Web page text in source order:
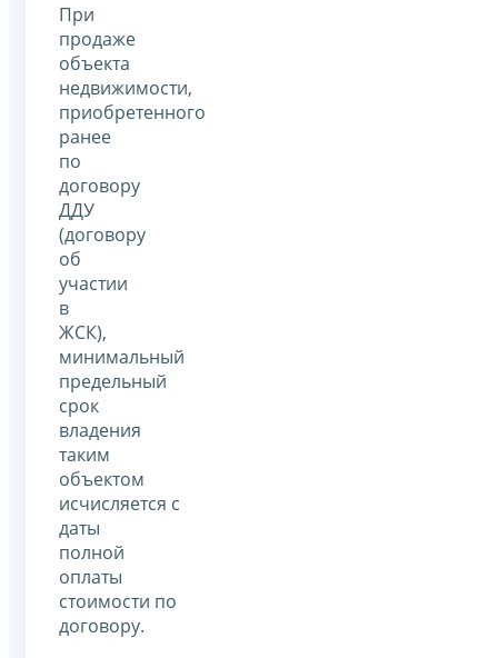
При
продаже
объекта
недвижимости,
приобретенного
ранее
по
договору
ДДУ
(договору
об
участии
в
ЖСК),
минимальный
предельный
срок
владения
таким
объектом
исчисляется с
даты
полной
оплаты
стоимости по
договору.